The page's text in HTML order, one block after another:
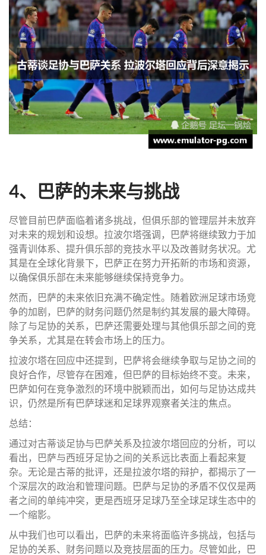
4、巴萨的未来与挑战
尽管目前巴萨面临着诸多挑战，但俱乐部的管理层并未放弃
对未来的规划和设想。拉波尔塔强调，巴萨将继续致力于加
强青训体系、提升俱乐部的竞技水平以及改善财务状况。尤
其是在全球化背景下，巴萨正在努力开拓新的市场和资源，
以确保俱乐部在未来能够继续保持竞争力。
然而，巴萨的未来依旧充满不确定性。随着欧洲足球市场竞
争的加剧，巴萨的财务问题仍然是制约其发展的最大障碍。
除了与足协的关系，巴萨还需要处理与其他俱乐部之间的竞
争关系，尤其是在转会市场上的压力。
拉波尔塔在回应中还提到，巴萨将会继续争取与足协之间的
良好合作，尽管存在困难，但巴萨的目标始终不变。未来，
巴萨如何在竞争激烈的环境中脱颖而出，如何与足协达成共
识，仍然是所有巴萨球迷和足球界观察者关注的焦点。
总结：
通过对古蒂谈足协与巴萨关系及拉波尔塔回应的分析，可以
看出，巴萨与西班牙足协之间的关系远比表面上看起来复
杂。无论是古蒂的批评，还是拉波尔塔的辩护，都揭示了一
个深层次的政治和管理问题。巴萨与足协的矛盾不仅仅是两
者之间的单纯冲突，更是西班牙足球乃至全球足球生态中的
一个缩影。
从中我们也可以看出，巴萨的未来将面临许多挑战，包括与
足协的关系、财务问题以及竞技层面的压力。尽管如此，巴